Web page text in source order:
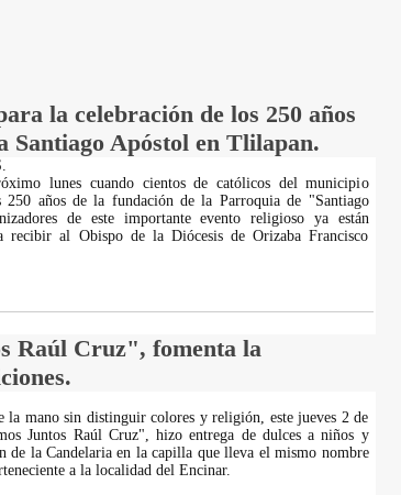
la celebración de los 250 años
Santiago Apóstol en Tlilapan.
lunes cuando cientos de católicos del municipio
250 años de la fundación de la Parroquia de "Santiago
de este importante evento religioso ya están
recibir al Obispo de la Diócesis de Orizaba Francisco
Raúl Cruz", fomenta la
la mano sin distinguir colores y religión, este jueves 2 de
Juntos Raúl Cruz", hizo entrega de dulces a niños y
de la Candelaria en la capilla que lleva el mismo nombre
a la localidad del Encinar.